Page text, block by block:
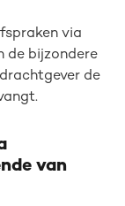
via
de bijzondere
de
van